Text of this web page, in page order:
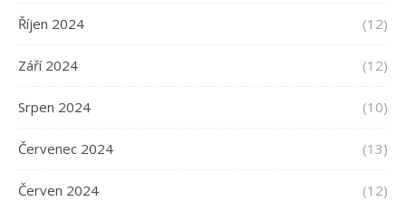
Říjen 2024 (12)
Září 2024 (12)
Srpen 2024 (10)
Červenec 2024 (13)
Červen 2024 (12)